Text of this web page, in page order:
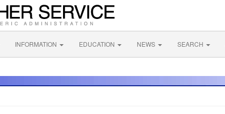
INFORMATION EDUCATION NEWS SEARCH